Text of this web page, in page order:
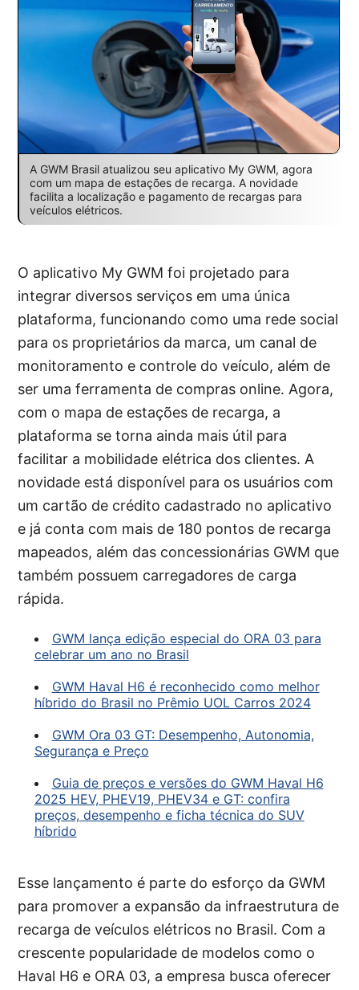
A GWM Brasil atualizou seu aplicativo My GWM, agora
com um mapa de estações de recarga. A novidade
facilita a localização e pagamento de recargas para
veículos elétricos.
O aplicativo My GWM foi projetado para
integrar diversos serviços em uma única
plataforma, funcionando como uma rede social
para os proprietários da marca, um canal de
monitoramento e controle do veículo, além de
ser uma ferramenta de compras online. Agora,
com o mapa de estações de recarga, a
plataforma se torna ainda mais útil para
facilitar a mobilidade elétrica dos clientes. A
novidade está disponível para os usuários com
um cartão de crédito cadastrado no aplicativo
e já conta com mais de 180 pontos de recarga
mapeados, além das concessionárias GWM que
também possuem carregadores de carga
rápida.
GWM lança edição especial do ORA 03 para
celebrar um ano no Brasil
GWM Haval H6 é reconhecido como melhor
híbrido do Brasil no Prêmio UOL Carros 2024
GWM Ora 03 GT: Desempenho, Autonomia,
Segurança e Preço
Guia de preços e versões do GWM Haval H6
2025 HEV, PHEV19, PHEV34 e GT: confira
preços, desempenho e ficha técnica do SUV
híbrido
Esse lançamento é parte do esforço da GWM
para promover a expansão da infraestrutura de
recarga de veículos elétricos no Brasil. Com a
crescente popularidade de modelos como o
Haval H6 e ORA 03, a empresa busca oferecer